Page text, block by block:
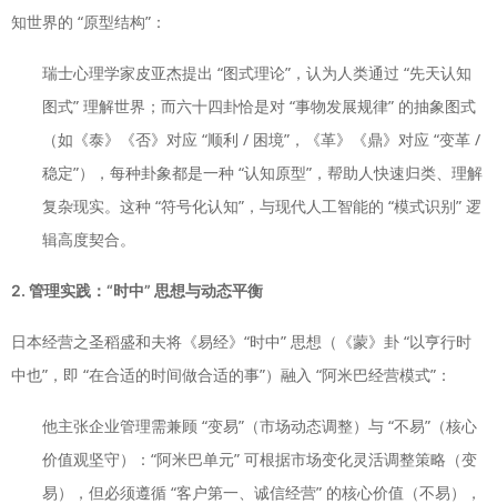
知世界的 “原型结构”：
瑞士心理学家皮亚杰提出 “图式理论”，认为人类通过 “先天认知
图式” 理解世界；而六十四卦恰是对 “事物发展规律” 的抽象图式
（如《泰》《否》对应 “顺利 / 困境”，《革》《鼎》对应 “变革 /
稳定”），每种卦象都是一种 “认知原型”，帮助人快速归类、理解
复杂现实。这种 “符号化认知”，与现代人工智能的 “模式识别” 逻
辑高度契合。
2. 管理实践：“时中” 思想与动态平衡
日本经营之圣稻盛和夫将《易经》“时中” 思想（《蒙》卦 “以亨行时
中也”，即 “在合适的时间做合适的事”）融入 “阿米巴经营模式”：
他主张企业管理需兼顾 “变易”（市场动态调整）与 “不易”（核心
价值观坚守）：“阿米巴单元” 可根据市场变化灵活调整策略（变
易），但必须遵循 “客户第一、诚信经营” 的核心价值（不易），